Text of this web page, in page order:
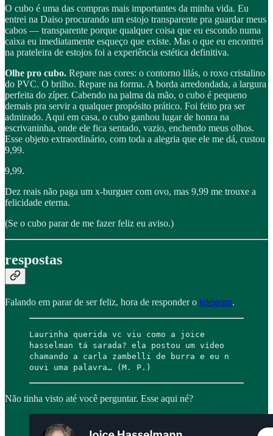
O cubo é uma das compras mais importantes da minha vida. Eu
entrei na Daiso procurando um estojo transparente pra guardar meus
cabos — transparente porque qualquer coisa que eu escondo numa
caixa eu imediatamente esqueço que existe. Mas o que eu encontrei
na prateleira de estojos foi a experiência estética definitiva.
Olhe pro cubo. Repare nas cores: o contorno lilás, o roxo cristalino
do PVC. O brilho. Repare na forma. A borda arredondada, a largura
perfeita do zíper. Cabendo na palma da mão, o cubo é pequeno
demais pra servir a qualquer propósito prático. Foi feito pra ser
admirado. Aqui em casa, o cubo ganhou lugar de honra na
escrivaninha, onde ele fica sentado, vazio, enchendo meus olhos.
Esse objeto extraordinário, com toda a alegria que ele me dá, custou
9,99.
9,99.
Dez reais não paga um x-burguer com ovo, mas 9,99 me trouxe a
felicidade eterna.
(Se o cubo parar de me fazer feliz eu aviso.)
respostas
Falando em parar de ser feliz, hora de responder o telegram.
Laurinha querida vc viu como a joice
hasselman tá sarada? ela postou um vídeo
chamando a carla zambelli de burra e eu n
ouvi uma palavra… (M. P.)
Não tinha visto até você perguntar. Esse aqui né?